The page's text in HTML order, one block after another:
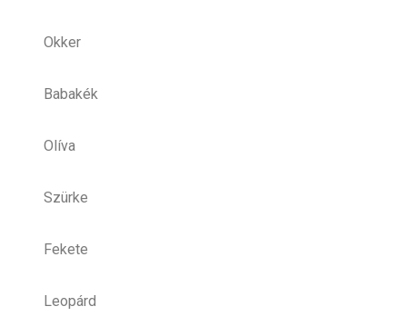
Okker
Babakék
Olíva
Szürke
Fekete
Leopárd